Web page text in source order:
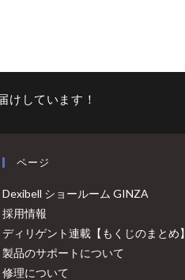
けしています！
ページ
Dexibell ショールーム GINZA
採用情報
ディリゲント連載【もくじのまとめ】
製品のサポートについて
修理について